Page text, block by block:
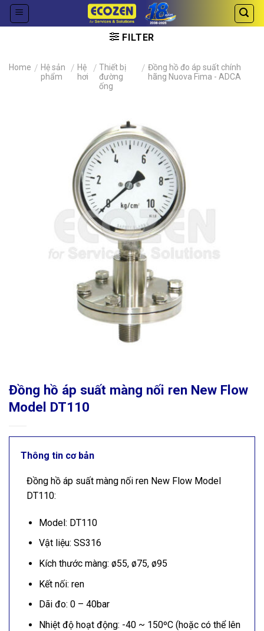
Skip
FILTER
Home / Hệ sản
phẩm
/ Hệ
hơi
/ Thiết bị
đường
ống
/ Đồng hồ đo áp suất chính
hãng Nuova Fima - ADCA
Đồng hồ áp suất màng nối ren New Flow
Model DT110
Thông tin cơ bản
Đồng hồ áp suất màng nối ren New Flow Model
DT110:
Model: DT110
Vật liệu: SS316
Kích thước màng: ø55, ø75, ø95
Kết nối: ren
Dãi đo: 0 – 40bar
Nhiệt độ hoạt động: -40 ~ 150ºC (hoặc có thể lên